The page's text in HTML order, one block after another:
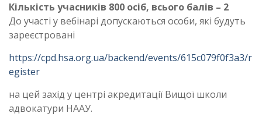
Кількість учасників 800 осіб, всього балів – 2
До участі у вебінарі допускаються особи, які будуть
зареєстровані
https://cpd.hsa.org.ua/backend/events/615c079f0f3a3/r
egister
на цей захід у центрі акредитації Вищої школи
адвокатури НААУ.